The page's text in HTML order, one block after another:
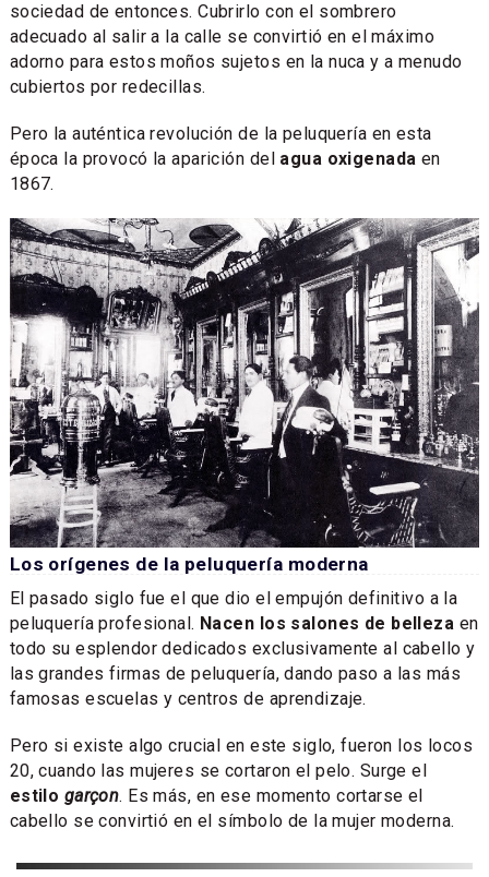
sociedad de entonces. Cubrirlo con el sombrero
adecuado al salir a la calle se convirtió en el máximo
adorno para estos moños sujetos en la nuca y a menudo
cubiertos por redecillas.
Pero la auténtica revolución de la peluquería en esta
época la provocó la aparición del agua oxigenada en
1867.
Los orígenes de la peluquería moderna
El pasado siglo fue el que dio el empujón definitivo a la
peluquería profesional. Nacen los salones de belleza en
todo su esplendor dedicados exclusivamente al cabello y
las grandes firmas de peluquería, dando paso a las más
famosas escuelas y centros de aprendizaje.
Pero si existe algo crucial en este siglo, fueron los locos
20, cuando las mujeres se cortaron el pelo. Surge el
estilo garçon. Es más, en ese momento cortarse el
cabello se convirtió en el símbolo de la mujer moderna.